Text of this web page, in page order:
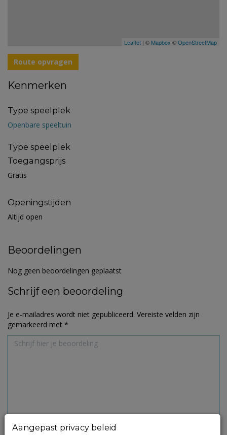
Leaflet | © Mapbox ©OpenStreetMap
Route opvragen
Kenmerken
Type speelplek
Openbare speeltuin
Type speelplek
Toegangsprijs
Gratis
Openingstijden
Altijd open
Beoordelingen
Nog geen beoordelingen geplaatst
Schrijf een beoordeling
Je e-mailadres wordt niet gepubliceerd. Vereiste velden zijn
gemarkeerd met *
Aangepast privacy beleid